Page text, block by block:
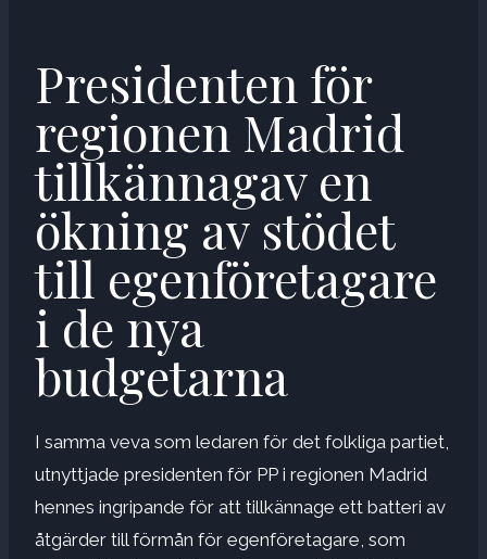
Presidenten för
regionen Madrid
tillkännagav en
ökning av stödet
till egenföretagare
i de nya
budgetarna
I samma veva som ledaren för det folkliga partiet,
utnyttjade presidenten för PP i regionen Madrid
hennes ingripande för att tillkännage ett batteri av
åtgärder till förmån för egenföretagare, som